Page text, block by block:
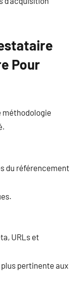
Pour
méthodologie
du référencement
URLs et
pertinente aux